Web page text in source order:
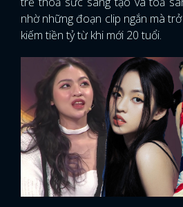
nhờ những đoạn clip ngắn mà
kiếm tiền tỷ từ khi mới 20 tuổi.